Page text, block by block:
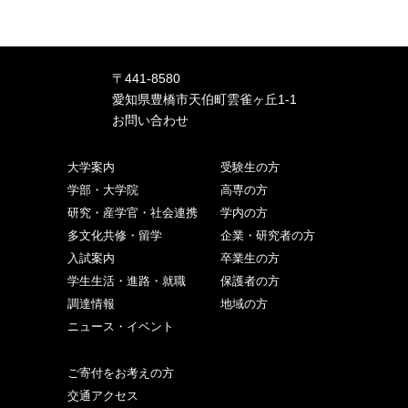
〒441-8580
愛知県豊橋市天伯町雲雀ヶ丘1-1
お問い合わせ
大学案内
学部・大学院
研究・産学官・社会連携
多文化共修・留学
入試案内
学生生活・進路・就職
調達情報
ニュース・イベント
受験生の方
高専の方
学内の方
企業・研究者の方
卒業生の方
保護者の方
地域の方
ご寄付をお考えの方
交通アクセス